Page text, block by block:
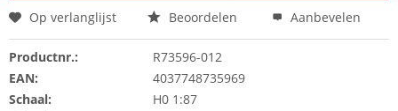
Op verlanglijst Beoordelen Aanbevelen
Productnr.:
R73596-012
EAN:
4037748735969
Schaal:
H0 1:87